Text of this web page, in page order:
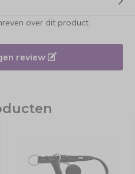
over dit product.
review